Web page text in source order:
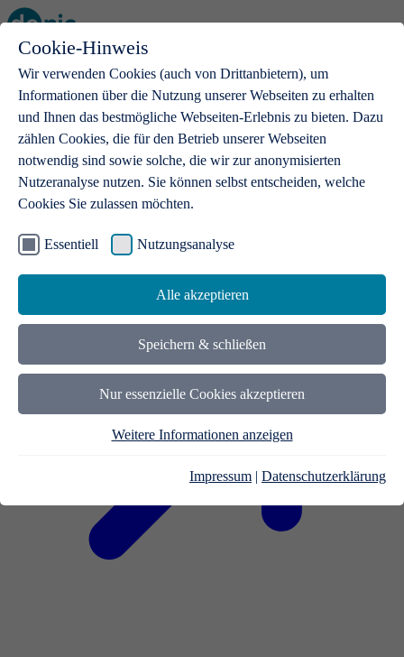
Cookie-Hinweis
Wir verwenden Cookies (auch von Drittanbietern), um
Informationen über die Nutzung unserer Webseiten zu erhalten
und Ihnen das bestmögliche Webseiten-Erlebnis zu bieten. Dazu
zählen Cookies, die für den Betrieb unserer Webseiten
notwendig sind sowie solche, die wir zur anonymisierten
Nutzeranalyse nutzen. Sie können selbst entscheiden, welche
Cookies Sie zulassen möchten.
Essentiell Nutzungsanalyse
Alle akzeptieren
Speichern & schließen
Nur essenzielle Cookies akzeptieren
Weitere Informationen anzeigen
Impressum | Datenschutzerklärung
Open main menu
.de-Domains
Mit einer .de-Domain erhalten Ideen eine Bühne